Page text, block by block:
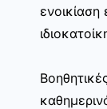
ενοικίαση